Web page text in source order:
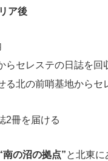
ア後
らセレステの日誌を回
る北の前哨基地からセ
2冊を届ける
南の沼の拠点”と北東に